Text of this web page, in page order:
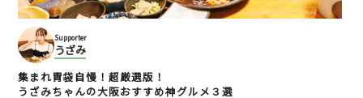
Supporter
うざみ
集まれ胃袋自慢！超厳選版！
うざみちゃんの大阪おすすめ神グルメ３選